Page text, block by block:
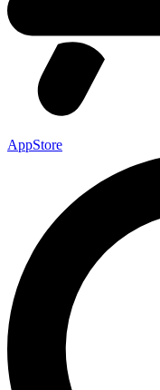
AppStore